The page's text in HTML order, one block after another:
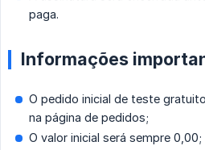
paga.
Informações
O pedido inicial de teste
na página de pedidos;
O valor inicial será sempre 0,00;